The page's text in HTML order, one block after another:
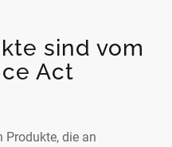
sind vom
Act
Produkte, die an